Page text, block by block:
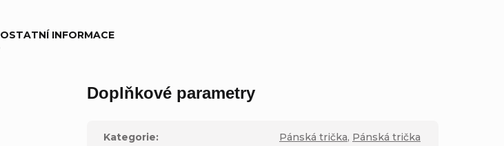
OSTATNÍ INFORMACE
Doplňkové parametry
Kategorie: Pánská trička, Pánská trička